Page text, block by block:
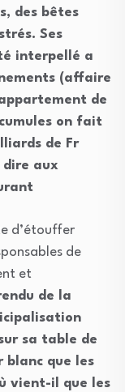
des bêtes
Ses
interpellé a
(affaire
de
on fait
de Fr
dire aux
d’étouffer
de
et
de la
sa table de
blanc que les
vient-il que les